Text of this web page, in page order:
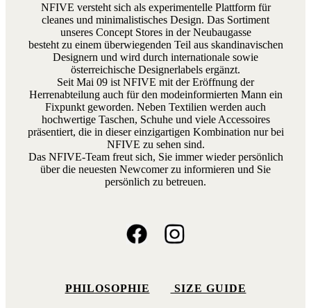
NFIVE versteht sich als experimentelle Plattform für
cleanes und minimalistisches Design. Das Sortiment
unseres Concept Stores in der Neubaugasse
besteht zu einem überwiegenden Teil aus skandinavischen
Designern und wird durch internationale sowie
österreichische Designerlabels ergänzt.
Seit Mai 09 ist NFIVE mit der Eröffnung der
Herrenabteilung auch für den modeinformierten Mann ein
Fixpunkt geworden. Neben Textilien werden auch
hochwertige Taschen, Schuhe und viele Accessoires
präsentiert, die in dieser einzigartigen Kombination nur bei
NFIVE zu sehen sind.
Das NFIVE-Team freut sich, Sie immer wieder persönlich
über die neuesten Newcomer zu informieren und Sie
persönlich zu betreuen.
PHILOSOPHIE SIZE GUIDE